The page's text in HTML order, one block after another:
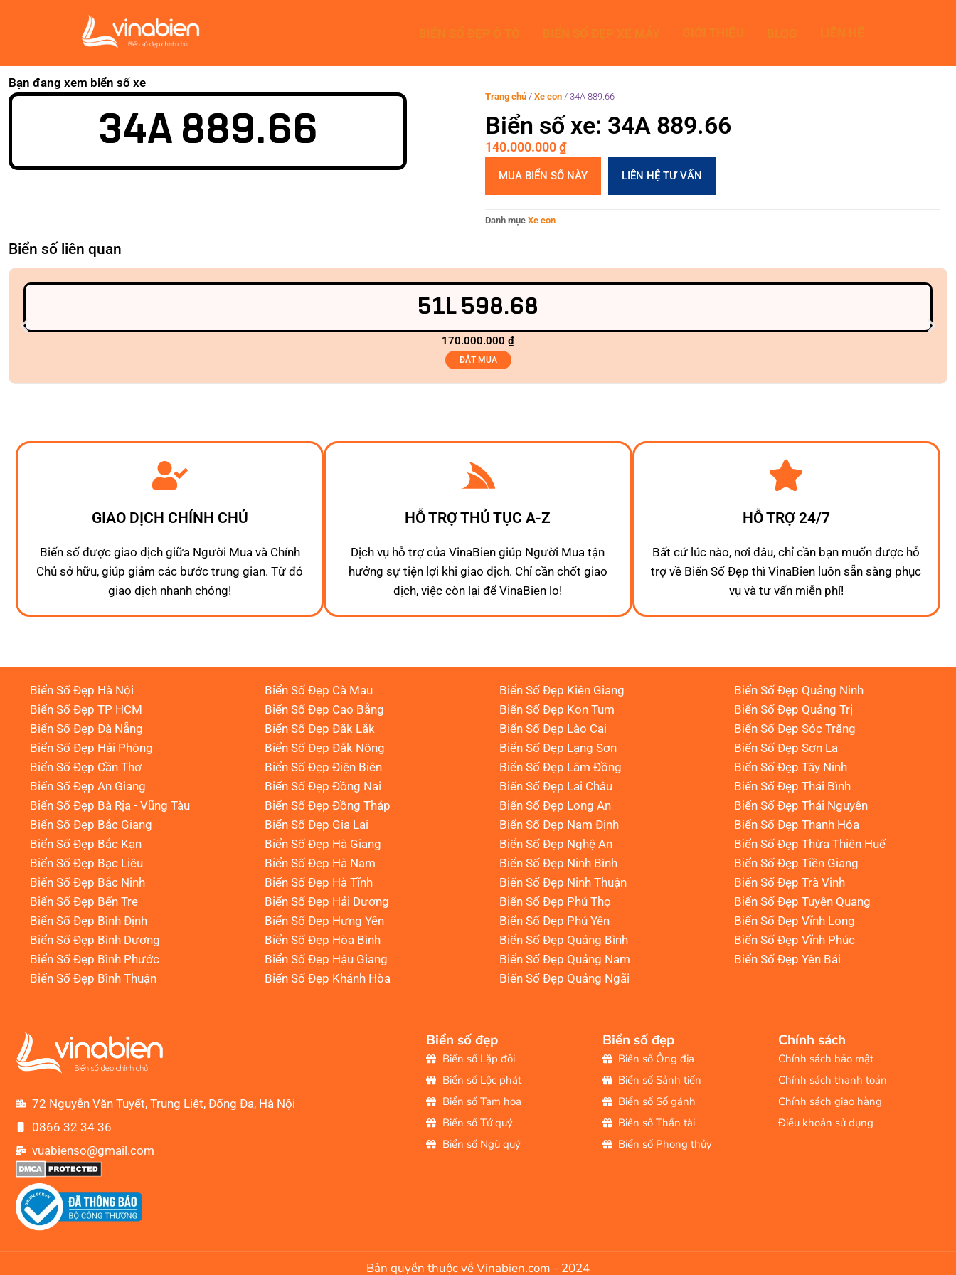
Bạn đang xem biển số xe
34A 889.66
Trang chủ / Xe con / 34A 889.66
Biển số xe: 34A 889.66
140.000.000₫
MUA BIỂN SỐ NÀY LIÊN HỆ TƯ VẤN
Danh mục Xe con
Biển số liên quan
51L 598.68
170.000.000 ₫
ĐẶT MUA
GIAO DỊCH CHÍNH CHỦ
Biến số được giao dịch giữa Người Mua và Chính
Chủ sở hữu, giúp giảm các bước trung gian. Từ đó
giao dịch nhanh chóng!
HỖ TRỢ THỦ TỤC A-Z
Dịch vụ hỗ trợ của VinaBien giúp Người Mua tận
hưởng sự tiện lợi khi giao dịch. Chỉ cần chốt giao
dịch, việc còn lại để VinaBien lo!
HỖ TRỢ 24/7
Bất cứ lúc nào, nơi đâu, chỉ cần bạn muốn được hỗ
trợ về Biển Số Đẹp thì VinaBien luôn sẵn sàng phục
vụ và tư vấn miễn phí!
Biển Số Đẹp Hà Nội
Biển Số Đẹp TP HCM
Biển Số Đẹp Đà Nẵng
Biển Số Đẹp Hải Phòng
Biển Số Đẹp Cần Thơ
Biển Số Đẹp An Giang
Biển Số Đẹp Bà Rịa - Vũng Tàu
Biển Số Đẹp Bắc Giang
Biển Số Đẹp Bắc Kạn
Biển Số Đẹp Bạc Liêu
Biển Số Đẹp Bắc Ninh
Biển Số Đẹp Bến Tre
Biển Số Đẹp Bình Định
Biển Số Đẹp Bình Dương
Biển Số Đẹp Bình Phước
Biển Số Đẹp Bình Thuận
Biển Số Đẹp Cà Mau
Biển Số Đẹp Cao Bằng
Biển Số Đẹp Đắk Lắk
Biển Số Đẹp Đắk Nông
Biển Số Đẹp Điện Biên
Biển Số Đẹp Đồng Nai
Biển Số Đẹp Đồng Tháp
Biển Số Đẹp Gia Lai
Biển Số Đẹp Hà Giang
Biển Số Đẹp Hà Nam
Biển Số Đẹp Hà Tĩnh
Biển Số Đẹp Hải Dương
Biển Số Đẹp Hưng Yên
Biển Số Đẹp Hòa Bình
Biển Số Đẹp Hậu Giang
Biển Số Đẹp Khánh Hòa
Biển Số Đẹp Kiên Giang
Biển Số Đẹp Kon Tum
Biển Số Đẹp Lào Cai
Biển Số Đẹp Lạng Sơn
Biển Số Đẹp Lâm Đồng
Biển Số Đẹp Lai Châu
Biển Số Đẹp Long An
Biển Số Đẹp Nam Định
Biển Số Đẹp Nghệ An
Biển Số Đẹp Ninh Bình
Biển Số Đẹp Ninh Thuận
Biển Số Đẹp Phú Thọ
Biển Số Đẹp Phú Yên
Biển Số Đẹp Quảng Bình
Biển Số Đẹp Quảng Nam
Biển Số Đẹp Quảng Ngãi
Biển Số Đẹp Quảng Ninh
Biển Số Đẹp Quảng Trị
Biển Số Đẹp Sóc Trăng
Biển Số Đẹp Sơn La
Biển Số Đẹp Tây Ninh
Biển Số Đẹp Thái Bình
Biển Số Đẹp Thái Nguyên
Biển Số Đẹp Thanh Hóa
Biển Số Đẹp Thừa Thiên Huế
Biển Số Đẹp Tiền Giang
Biển Số Đẹp Trà Vinh
Biển Số Đẹp Tuyên Quang
Biển Số Đẹp Vĩnh Long
Biển Số Đẹp Vĩnh Phúc
Biển Số Đẹp Yên Bái
72 Nguyễn Văn Tuyết, Trung Liệt, Đống Đa, Hà Nội
0866 32 34 36
vuabienso@gmail.com
Biển số đẹp
Biển số Lặp đôi
Biển số Lộc phát
Biển số Tam hoa
Biển số Tứ quý
Biển số Ngũ quý
Biển số đẹp
Biển số Ông địa
Biển số Sảnh tiến
Biển số Số gánh
Biển số Thần tài
Biển số Phong thủy
Chính sách
Chính sách bảo mật
Chính sách thanh toán
Chính sách giao hàng
Điều khoản sử dụng
Bản quyền thuộc về Vinabien.com - 2024